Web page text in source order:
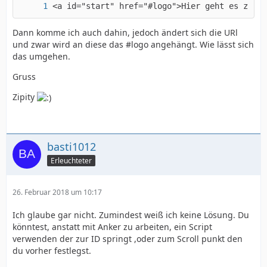
<a id="start" href="#logo">Hier geht es zum
Dann komme ich auch dahin, jedoch ändert sich die URl
und zwar wird an diese das #logo angehängt. Wie lässt sich
das umgehen.
Gruss
Zipity
basti1012
Erleuchteter
26. Februar 2018 um 10:17
Ich glaube gar nicht. Zumindest weiß ich keine Lösung. Du
könntest, anstatt mit Anker zu arbeiten, ein Script
verwenden der zur ID springt ,oder zum Scroll punkt den
du vorher festlegst.